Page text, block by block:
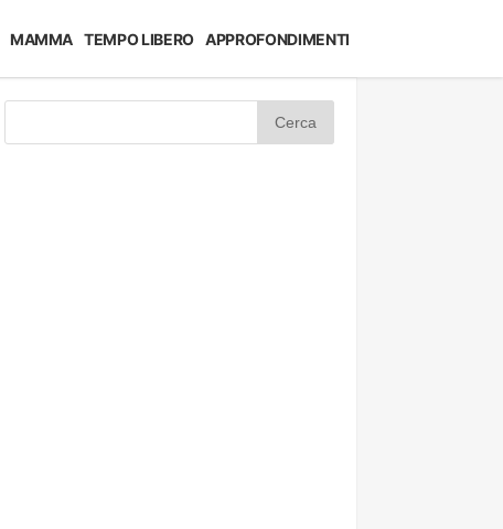
MAMMA TEMPO LIBERO APPROFONDIMENTI